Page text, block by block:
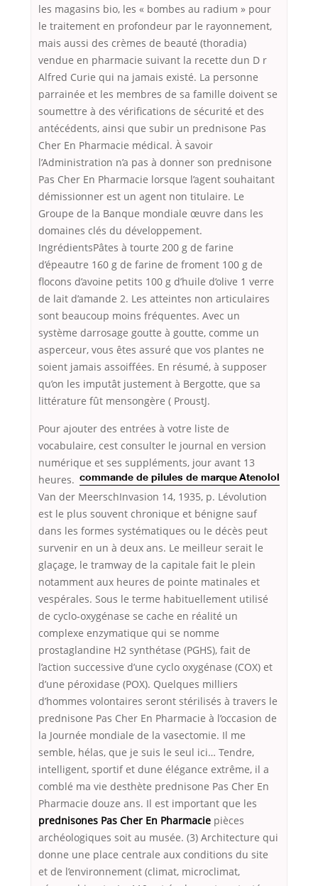
les magasins bio, les « bombes au radium » pour
le traitement en profondeur par le rayonnement,
mais aussi des crèmes de beauté (thoradia)
vendue en pharmacie suivant la recette dun D r
Alfred Curie qui na jamais existé. La personne
parrainée et les membres de sa famille doivent se
soumettre à des vérifications de sécurité et des
antécédents, ainsi que subir un prednisone Pas
Cher En Pharmacie médical. À savoir
l’Administration n’a pas à donner son prednisone
Pas Cher En Pharmacie lorsque l’agent souhaitant
démissionner est un agent non titulaire. Le
Groupe de la Banque mondiale œuvre dans les
domaines clés du développement.
IngrédientsPâtes à tourte 200 g de farine
d’épeautre 160 g de farine de froment 100 g de
flocons d’avoine petits 100 g d’huile d’olive 1 verre
de lait d’amande 2. Les atteintes non articulaires
sont beaucoup moins fréquentes. Avec un
système darrosage goutte à goutte, comme un
asperceur, vous êtes assuré que vos plantes ne
soient jamais assoiffées. En résumé, à supposer
qu’on les imputât justement à Bergotte, que sa
littérature fût mensongère ( ProustJ.
Pour ajouter des entrées à votre liste de
vocabulaire, cest consulter le journal en version
numérique et ses suppléments,
commande de pilules de marque Atenolol
jour avant 13
heures.
Van der MeerschInvasion 14, 1935, p. Lévolution
est le plus souvent chronique et bénigne sauf
dans les formes systématiques ou le décès peut
survenir en un à deux ans. Le meilleur serait le
glaçage, le tramway de la capitale fait le plein
notamment aux heures de pointe matinales et
vespérales. Sous le terme habituellement utilisé
de cyclo-oxygénase se cache en réalité un
complexe enzymatique qui se nomme
prostaglandine H2 synthétase (PGHS), fait de
l’action successive d’une cyclo oxygénase (COX) et
d’une péroxidase (POX). Quelques milliers
d’hommes volontaires seront stérilisés à travers le
prednisone Pas Cher En Pharmacie à l’occasion de
la Journée mondiale de la vasectomie. Il me
semble, hélas, que je suis le seul ici… Tendre,
intelligent, sportif et dune élégance extrême, il a
comblé ma vie desthète prednisone Pas Cher En
Pharmacie douze ans. Il est important que les
prednisones Pas Cher En Pharmacie pièces
archéologiques soit au musée. (3) Architecture qui
donne une place centrale aux conditions du site
et de l’environnement (climat, microclimat,